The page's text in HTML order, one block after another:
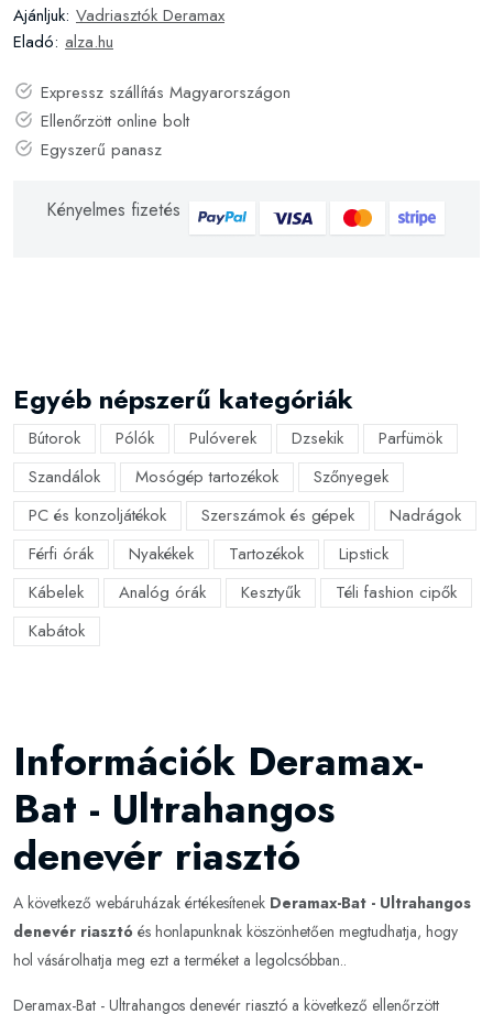
Ajánljuk: Vadriasztók Deramax
Eladó: alza.hu
Expressz szállítás Magyarországon
Ellenőrzött online bolt
Egyszerű panasz
Kényelmes fizetés
Egyéb népszerű kategóriák
Bútorok Pólók Pulóverek Dzsekik
Parfümök
Szandálok
Mosógép tartozékok
Szőnyegek
PC és konzoljátékok
Szerszámok és gépek
Nadrágok
Férfi órák
Nyakékek Tartozékok
Lipstick
Kábelek
Analóg órák Kesztyűk
Téli fashion cipők
Kabátok
Információk Deramax-
Bat - Ultrahangos
denevér riasztó
A következő webáruházak értékesítenek Deramax-Bat - Ultrahangos
denevér riasztó és honlapunknak köszönhetően megtudhatja, hogy
hol vásárolhatja meg ezt a terméket a legolcsóbban..
Deramax-Bat - Ultrahangos denevér riasztó a következő ellenőrzött